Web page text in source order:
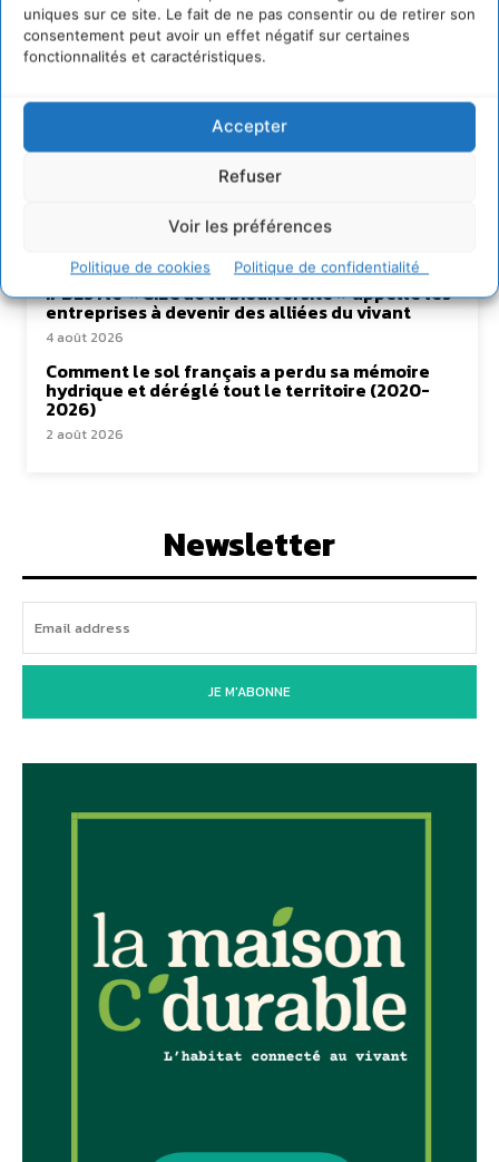
uniques sur ce site. Le fait de ne pas consentir ou de retirer son
consentement peut avoir un effet négatif sur certaines
fonctionnalités et caractéristiques.
Accepter
Refuser
Voir les préférences
Politique de cookies Politique de confidentialité
Lire aussi
Soutenir un pastoralisme durable en faveur de
socio-écosystèmes résilients
S’inspirer de l’arbre pour un modèle
économique régénératif du vivant …
5 août 2026
IPBES : le « GIEC de la biodiversité » appelle les
entreprises à devenir des alliées du vivant
4 août 2026
Comment le sol français a perdu sa mémoire
hydrique et déréglé tout le territoire (2020-
2026)
2 août 2026
Newsletter
JE M'ABONNE